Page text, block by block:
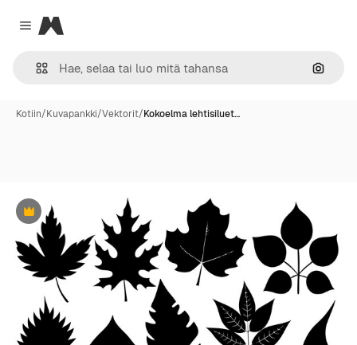
Close menu
Magnific
Hae
Kotiin/Kuvapankki/Vektorit/Kokoelma lehtisiluet…
Premium